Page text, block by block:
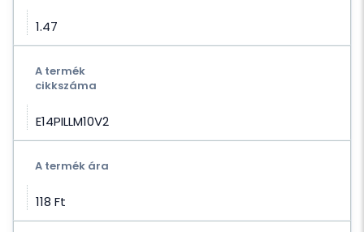
1.47
A termék
cikkszáma
E14PILLM10V2
A termék ára
118 Ft‎